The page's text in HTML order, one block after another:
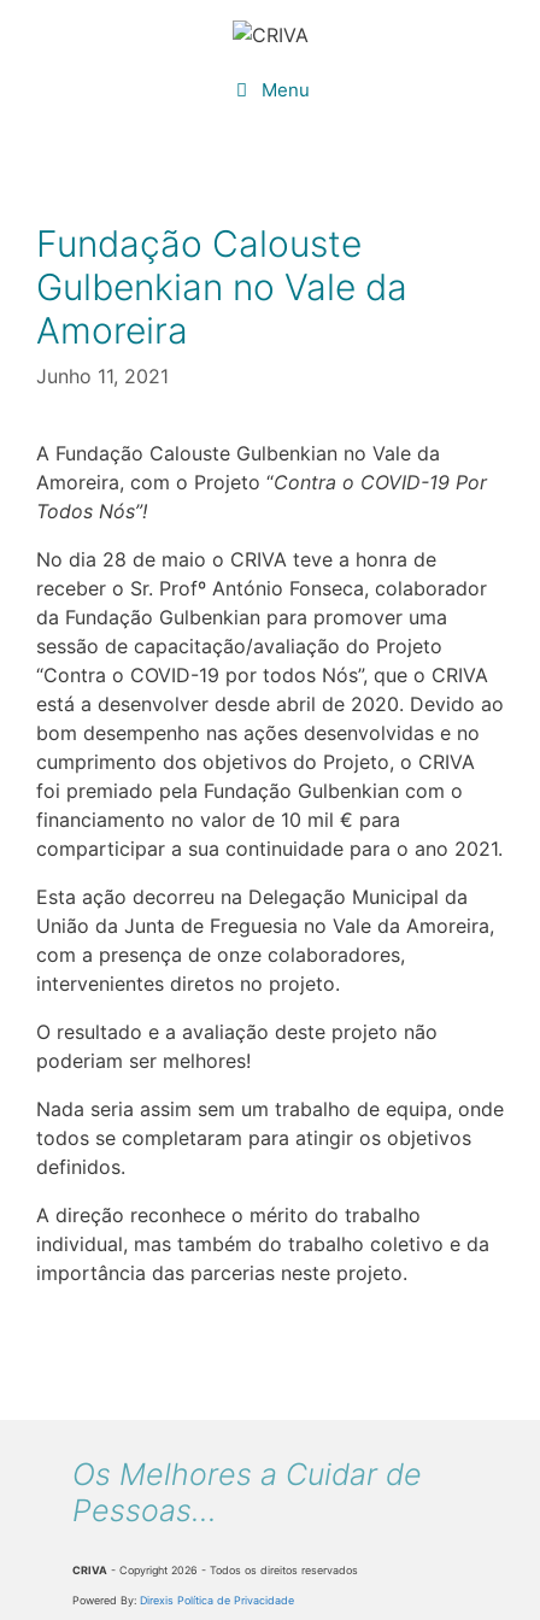
Menu
Fundação Calouste
Gulbenkian no Vale da
Amoreira
Junho 11, 2021
A Fundação Calouste Gulbenkian no Vale da
Amoreira, com o Projeto “Contra o COVID-19 Por
Todos Nós”!
No dia 28 de maio o CRIVA teve a honra de
receber o Sr. Profº António Fonseca, colaborador
da Fundação Gulbenkian para promover uma
sessão de capacitação/avaliação do Projeto
“Contra o COVID-19 por todos Nós”, que o CRIVA
está a desenvolver desde abril de 2020. Devido ao
bom desempenho nas ações desenvolvidas e no
cumprimento dos objetivos do Projeto, o CRIVA
foi premiado pela Fundação Gulbenkian com o
financiamento no valor de 10 mil € para
comparticipar a sua continuidade para o ano 2021.
Esta ação decorreu na Delegação Municipal da
União da Junta de Freguesia no Vale da Amoreira,
com a presença de onze colaboradores,
intervenientes diretos no projeto.
O resultado e a avaliação deste projeto não
poderiam ser melhores!
Nada seria assim sem um trabalho de equipa, onde
todos se completaram para atingir os objetivos
definidos.
A direção reconhece o mérito do trabalho
individual, mas também do trabalho coletivo e da
importância das parcerias neste projeto.
Os Melhores a Cuidar de
Pessoas...
CRIVA - Copyright 2026 - Todos os direitos reservados
Powered By: Direxis Política de Privacidade